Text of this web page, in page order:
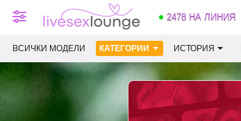
2478 НА ЛИНИЯ
ВСИЧКИ МОДЕЛИ КАТЕГОРИИ ИСТОРИЯ